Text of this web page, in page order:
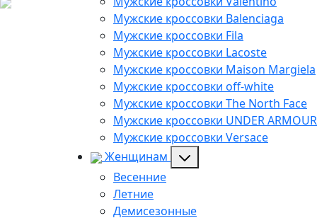
Мужские кроссовки Balenciaga
Мужские кроссовки Fila
Мужские кроссовки Lacoste
Мужские кроссовки Maison Margiela
Мужские кроссовки off-white
Мужские кроссовки The North Face
Мужские кроссовки UNDER ARMOUR
Мужские кроссовки Versace
Женщинам
Весенние
Летние
Демисезонные